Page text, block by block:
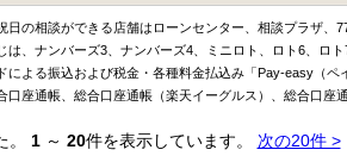
日の相談ができる店舗はローンセンター、相談プラザ、
は、ナンバーズ3、ナンバーズ4、ミニロト、ロト6、ロト
による振込および税金・各種料金払込み「Pay-easy（ペ
口座通帳、総合口座通帳（楽天イーグルス）、総合口座
1～ 20件を表示しています。 次の20件 >